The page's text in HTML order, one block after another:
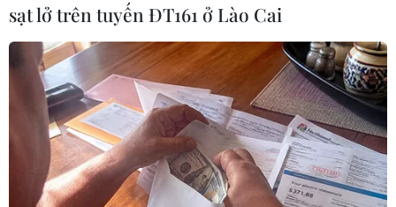
sạt lở trên tuyến ĐT161 ở Lào Cai